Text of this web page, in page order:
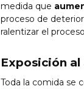
medida que
proceso de
ralentizar el
Exposición al
Toda la comida se